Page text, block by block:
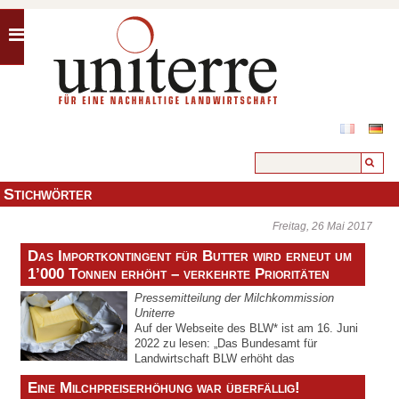
Stichwörter
Freitag, 26 Mai 2017
Das Importkontingent für Butter wird erneut um
1’000 Tonnen erhöht – verkehrte Prioritäten
Pressemitteilung der Milchkommission
Uniterre
Auf der Webseite des BLW* ist am 16. Juni
2022 zu lesen: „Das Bundesamt für
Landwirtschaft BLW erhöht das
Zollkontingent Butter für das Jahr 2022 zum dritten Mal.“ (Dies gilt
für den Zeitraum vom 1. Juli 2022 bis zum Ende des Jahres.)
Eine Milchpreiserhöhung war überfällig!